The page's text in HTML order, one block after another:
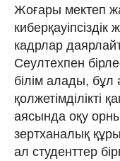
Жоғары мектеп
кадрлар
Сеултехпен
білім алады, бұл
қолжетімділікті
аясында оқу
зертханалық
ал студенттер